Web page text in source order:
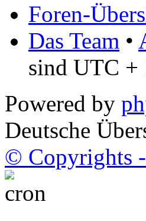
Foren-
Das Team •
sind UTC +
Powered by
Deutsche
© Copyrights